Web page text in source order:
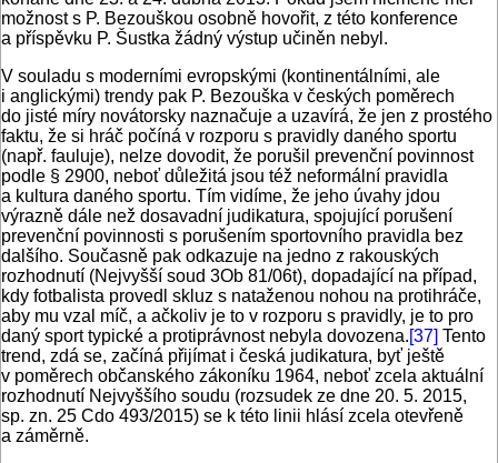
možnost s P. Bezouškou osobně hovořit, z této konference
a příspěvku P. Šustka žádný výstup učiněn nebyl.
V souladu s moderními evropskými (kontinentálními, ale
i anglickými) trendy pak P. Bezouška v českých poměrech
do jisté míry novátorsky naznačuje a uzavírá, že jen z prostého
faktu, že si hráč počíná v rozporu s pravidly daného sportu
(např. fauluje), nelze dovodit, že porušil prevenční povinnost
podle § 2900, neboť důležitá jsou též neformální pravidla
a kultura daného sportu. Tím vidíme, že jeho úvahy jdou
výrazně dále než dosavadní judikatura, spojující porušení
prevenční povinnosti s porušením sportovního pravidla bez
dalšího. Současně pak odkazuje na jedno z rakouských
rozhodnutí (Nejvyšší soud 3Ob 81/06t), dopadající na případ,
kdy fotbalista provedl skluz s nataženou nohou na protihráče,
aby mu vzal míč, a ačkoliv je to v rozporu s pravidly, je to pro
daný sport typické a protiprávnost nebyla dovozena.[37] Tento
trend, zdá se, začíná přijímat i česká judikatura, byť ještě
v poměrech občanského zákoníku 1964, neboť zcela aktuální
rozhodnutí Nejvyššího soudu (rozsudek ze dne 20. 5. 2015,
sp. zn. 25 Cdo 493/2015) se k této linii hlásí zcela otevřeně
a záměrně.